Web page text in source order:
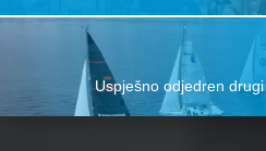
Uspješno odjedren